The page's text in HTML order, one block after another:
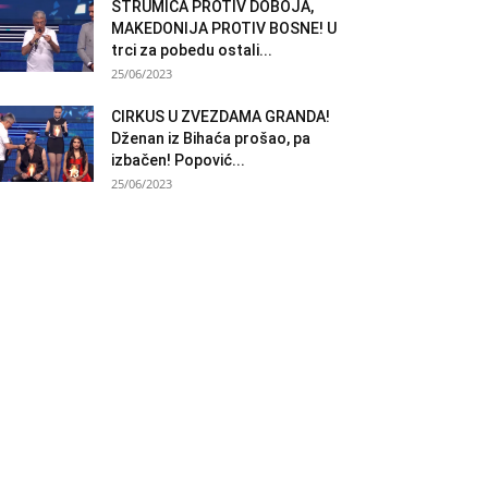
STRUMICA PROTIV DOBOJA,
MAKEDONIJA PROTIV BOSNE! U
trci za pobedu ostali...
25/06/2023
CIRKUS U ZVEZDAMA GRANDA!
Dženan iz Bihaća prošao, pa
izbačen! Popović...
25/06/2023